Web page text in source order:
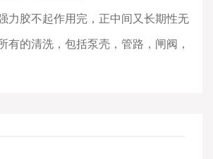
胶不起作用完，正中间又长期性无
有的清洗，包括泵壳，管路，闸阀，